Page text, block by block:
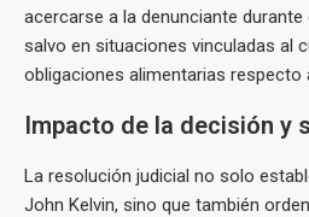
acercarse a la denunciante
salvo en situaciones vinculadas al
obligaciones alimentarias respecto
Impacto de la decisión y
La resolución judicial no solo
John Kelvin, sino que también